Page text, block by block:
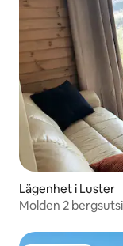
Lägenhet i Luster
Molden 2